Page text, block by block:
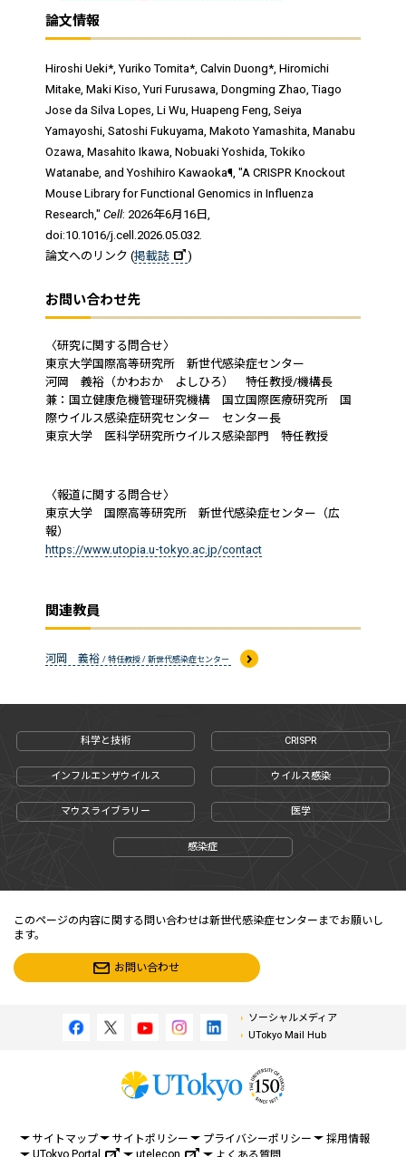
論文情報
Hiroshi Ueki*, Yuriko Tomita*, Calvin Duong*, Hiromichi
Mitake, Maki Kiso, Yuri Furusawa, Dongming Zhao, Tiago
Jose da Silva Lopes, Li Wu, Huapeng Feng, Seiya
Yamayoshi, Satoshi Fukuyama, Makoto Yamashita, Manabu
Ozawa, Masahito Ikawa, Nobuaki Yoshida, Tokiko
Watanabe, and Yoshihiro Kawaoka¶, "A CRISPR Knockout
Mouse Library for Functional Genomics in Influenza
Research," Cell: 2026年6月16日,
doi:10.1016/j.cell.2026.05.032.
論文へのリンク (掲載誌 )
お問い合わせ先
〈研究に関する問合せ〉
東京大学国際高等研究所 新世代感染症センター
河岡 義裕（かわおか よしひろ） 特任教授/機構長
兼：国立健康危機管理研究機構 国立国際医療研究所 国
際ウイルス感染症研究センター センター長
東京大学 医科学研究所ウイルス感染部門 特任教授
〈報道に関する問合せ〉
東京大学 国際高等研究所 新世代感染症センター（広
報）
https://www.utopia.u-tokyo.ac.jp/contact
関連教員
河岡 義裕 / 特任教授 / 新世代感染症センター
科学と技術 CRISPR
インフルエンザウイルス ウイルス感染
マウスライブラリー 医学
感染症
このページの内容に関する問い合わせは新世代感染症センターまでお願いし
ます。
お問い合わせ
ソーシャルメディア
UTokyo Mail Hub
サイトマップ サイトポリシー プライバシーポリシー
採用情報